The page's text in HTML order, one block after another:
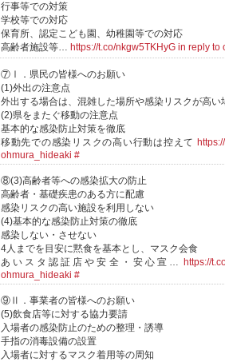
行事等での対策
学校等での対応
保育所、認定こども園、幼稚園等での対応
高齢者施設等… https://t.co/nkgw5TKHyG in reply to
⑦Ⅰ．県民の皆様へのお願い
(1)外出の注意点
外出する場合は、混雑した場所や感染リスクが高い
(2)県をまたぐ移動の注意点
基本的な感染防止対策を徹底
移動先での感染リスクの高い行動は控えて
ohmura_hideaki #
⑧(3)高齢者等への感染拡大の防止
高齢者・基礎疾患のある方に配慮
感染リスクの高い施設を利用しない
(4)基本的な感染防止対策の徹底
感染しない・させない
4人までを目安に黙食を基本とし、マスク会食
あいスタ認証店や安全・安心宣…
https://
ohmura_hideaki #
⑨Ⅱ．事業者の皆様へのお願い
(5)飲食店等に対する協力要請
入場者の感染防止のための整理・誘導
手指の消毒設備の設置
入場者に対するマスク着用等の周知